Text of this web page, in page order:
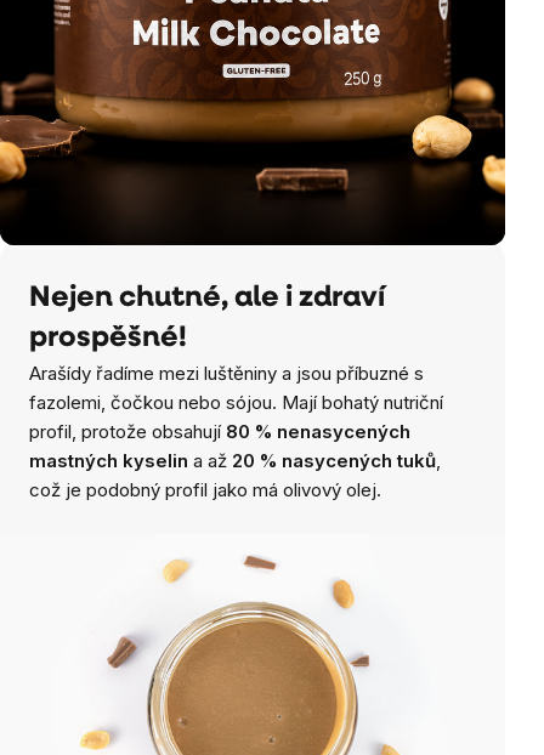
Nejen chutné, ale i zdraví
prospěšné!
Arašídy řadíme mezi luštěniny a jsou příbuzné s
fazolemi, čočkou nebo sójou. Mají bohatý nutriční
profil, protože obsahují 80 % nenasycených
mastných kyselin a až 20 % nasycených tuků,
což je podobný profil jako má olivový olej.